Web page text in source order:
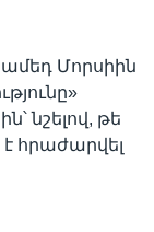
Մորսիին
նշելով, թե
հրաժարվել